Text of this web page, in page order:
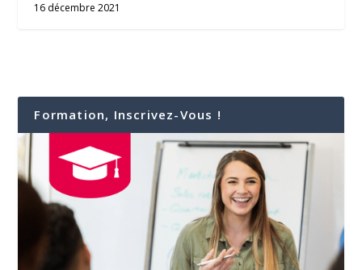
16 décembre 2021
Formation, Inscrivez-Vous !